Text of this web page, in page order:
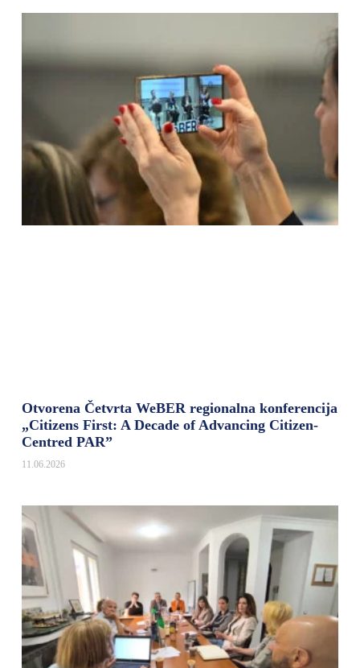
Otvorena Četvrta WeBER regionalna konferencija
„Citizens First: A Decade of Advancing Citizen-
Centred PAR”
11.06.2026